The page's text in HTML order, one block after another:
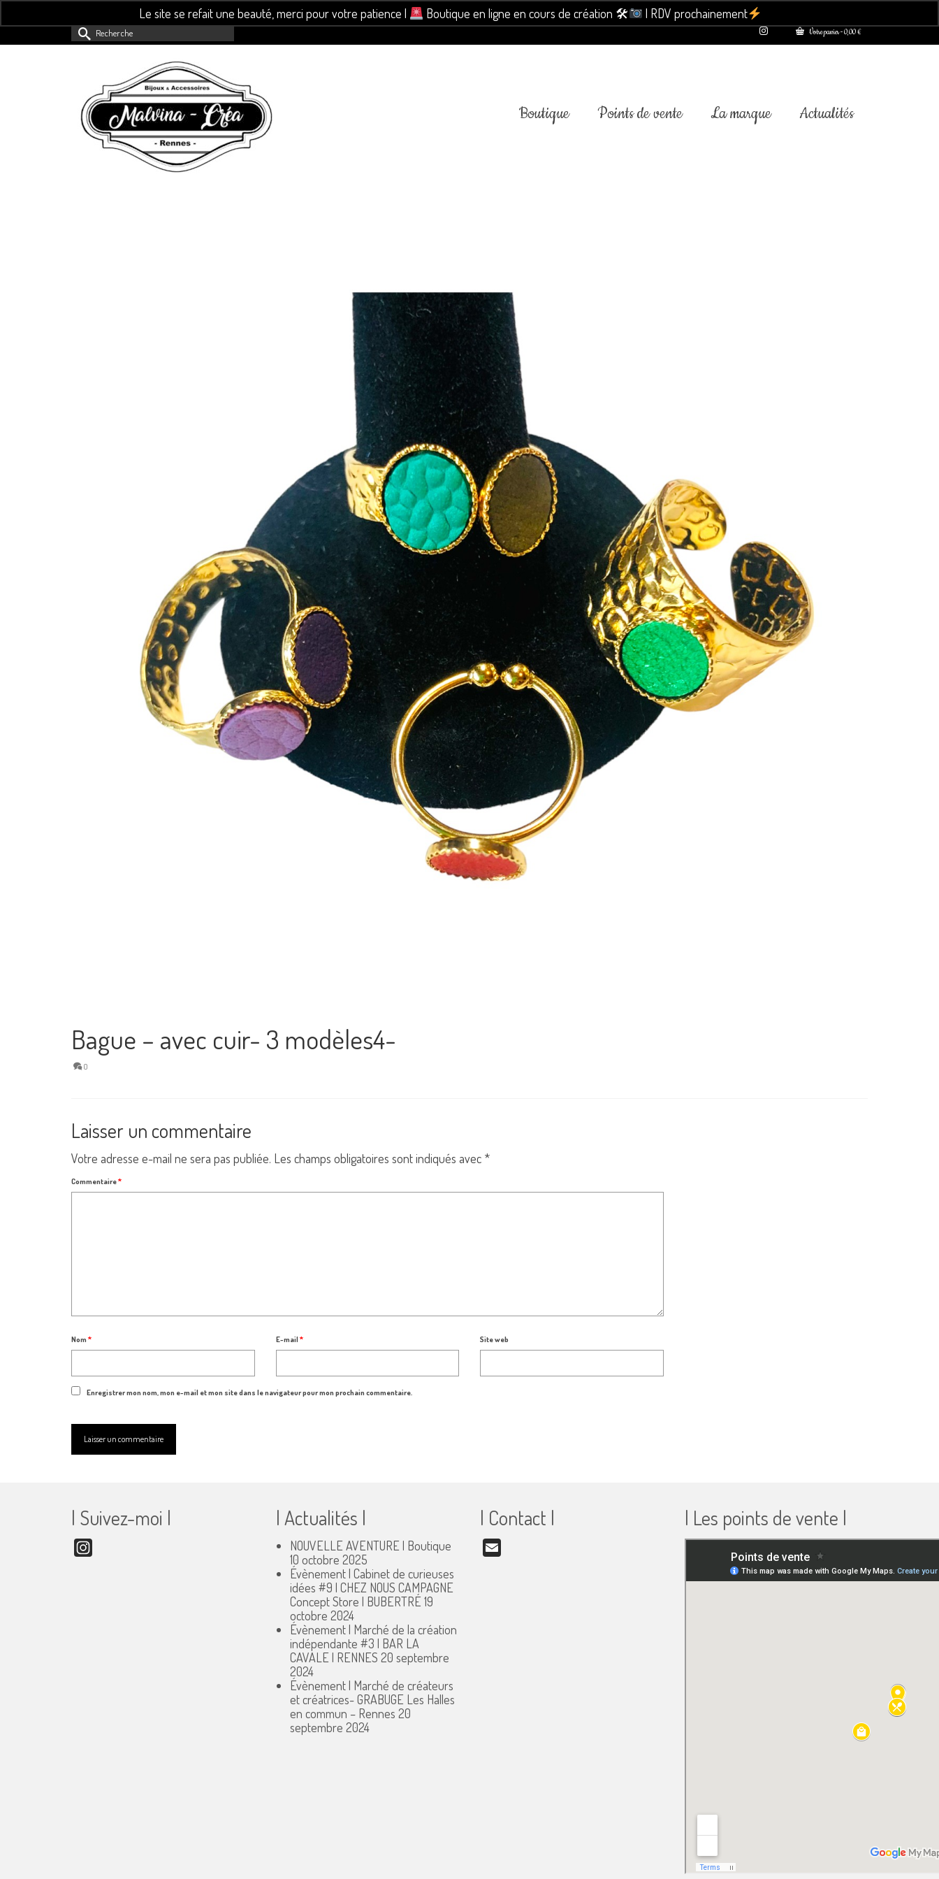
Le site se refait une beauté, merci pour votre patience | Boutique en ligne en cours de création 🛠 | RDV prochainement
Votre panier-0,00€
Rechercher :
Boutique Points de vente La marque Actualités
Bague – avec cuir- 3 modèles4-
0
Laisser un commentaire
Votre adresse e-mail ne sera pas publiée. Les champs obligatoires sont indiqués avec *
Commentaire*
Nom * E-mail* Site web
Enregistrer mon nom, mon e-mail et mon site dans le navigateur pour mon prochain commentaire.
| Suivez-moi | | Actualités |
NOUVELLE AVENTURE | Boutique
10 octobre 2025
Évènement | Cabinet de curieuses
idées #9 | CHEZ NOUS CAMPAGNE
Concept Store | BUBERTRÉ 19
octobre 2024
Évènement | Marché de la création
indépendante #3 | BAR LA
CAVALE | RENNES 20 septembre
2024
Évènement | Marché de créateurs
et créatrices- GRABUGE Les Halles
en commun – Rennes 20
septembre 2024
| Contact | | Les points de vente |